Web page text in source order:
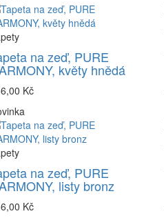
na zeď, PURE
květy hnědá
Kč
na zeď, PURE
listy bronz
Kč